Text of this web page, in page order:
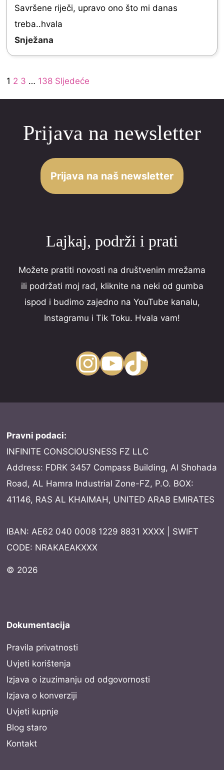
o
u
t
o
5
5
u
Savršene riječi, upravo ono što mi danas
treba..hvala
Snježana
Site
Reviews
Page
1 Page
2 Page
3 … Page
138 Sljedeće
Prijava na newsletter
Prijava na naš newsletter
Lajkaj, podrži i prati
Možete pratiti novosti na društvenim mrežama
ili podržati moj rad, kliknite na neki od gumba
ispod i budimo zajedno na YouTube kanalu,
Instagramu i Tik Toku. Hvala vam!
InstagramYouTube TikTok
Pravni podaci:
INFINITE CONSCIOUSNESS FZ LLC
Address: FDRK 3457 Compass Building, Al Shohada
Road, AL Hamra Industrial Zone-FZ, P.O. BOX:
41146, RAS AL KHAIMAH, UNITED ARAB EMIRATES
IBAN: AE62 040 0008 1229 8831 XXXX | SWIFT
CODE: NRAKAEAKXXX
© 2026
Dokumentacija
Pravila privatnosti
Uvjeti korištenja
Izjava o izuzimanju od odgovornosti
Izjava o konverziji
Uvjeti kupnje
Blog staro
Kontakt